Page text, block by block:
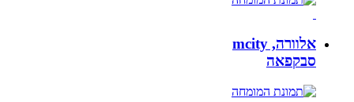
אלוורה, mcity
סבקפאה